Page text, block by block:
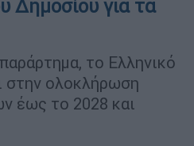
Δημοσίου για τα
το Ελληνικό
στην ολοκλήρωση
έως το 2028 και